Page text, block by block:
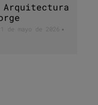
de mayo de 2026 •